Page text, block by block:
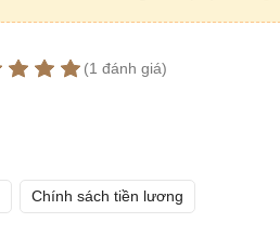
(1 đánh giá)
Chính sách tiền lương